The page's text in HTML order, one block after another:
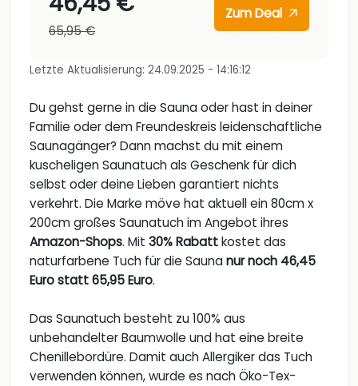
65,95 €
Zum Deal
Letzte Aktualisierung: 24.09.2025 - 14:16:12
Du gehst gerne in die Sauna oder hast in deiner
Familie oder dem Freundeskreis leidenschaftliche
Saunagänger? Dann machst du mit einem
kuscheligen Saunatuch als Geschenk für dich
selbst oder deine Lieben garantiert nichts
verkehrt. Die Marke möve hat aktuell ein 80cm x
200cm großes Saunatuch im Angebot ihres
Amazon-Shops. Mit 30% Rabattkostet das
naturfarbene Tuch für die Saunanur noch 46,45
Euro statt 65,95 Euro.
Das Saunatuch besteht zu 100% aus
unbehandelter Baumwolle und hat eine breite
Chenillebordüre. Damit auch Allergiker das Tuch
verwenden können, wurde es nach Öko-Tex-